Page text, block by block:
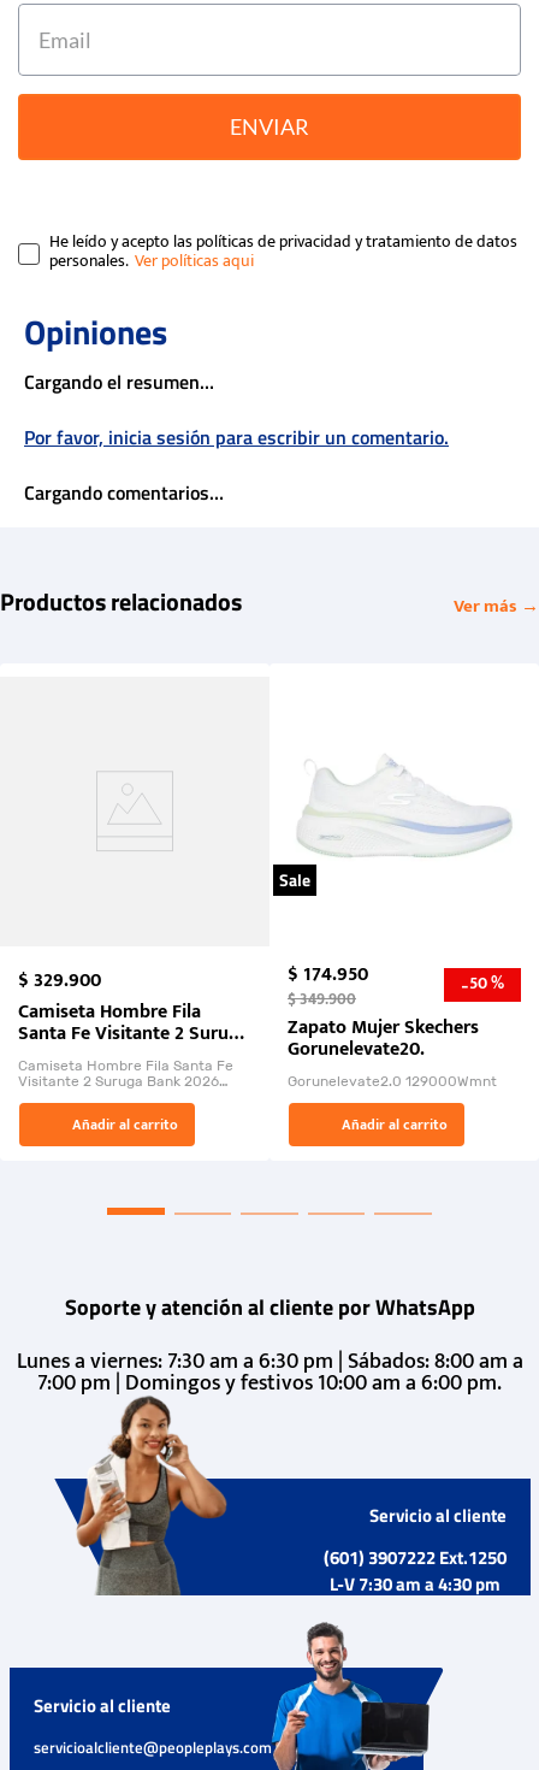
ENVIAR
He leído y acepto las políticas de privacidad y tratamiento de datos
personales.
Cargando el resumen…
Por favor, inicia sesión para escribir un comentario.
Cargando comentarios…
Productos relacionados Ver más →
$329.900
Camiseta Hombre Fila
Santa Fe Visitante 2 Suruga
Bank 2026
Camiseta Hombre Fila Santa Fe
Visitante 2 Suruga Bank 2026
El Rugido del Sol Naciente:
“Primeros para la Et...
Añadir al carrito
Sale
$174.950
$349.900 -50 %
Zapato Mujer Skechers
Gorunelevate20.
Gorunelevate2.0 129000Wmnt
Añadir al carrito
Soporte y atención al cliente por WhatsApp
Lunes a viernes: 7:30 am a 6:30 pm | Sábados: 8:00 am a
7:00 pm | Domingos y festivos 10:00 am a 6:00 pm.
Servicio al cliente
(601) 3907222 Ext.1250
L-V 7:30 am a 4:30 pm
Servicio al cliente
servicioalcliente@peopleplays.com